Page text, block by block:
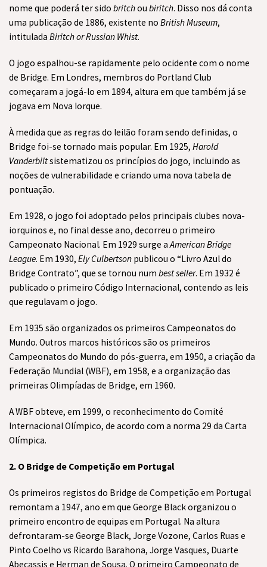
nome que poderá ter sido britchou biritch. Disso nos dá conta
uma publicação de 1886, existente no British Museum,
intitulada Biritch or Russian Whist.
O jogo espalhou-se rapidamente pelo ocidente com o nome
de Bridge. Em Londres, membros do Portland Club
começaram a jogá-lo em 1894, altura em que também já se
jogava em Nova Iorque.
À medida que as regras do leilão foram sendo definidas, o
Bridge foi-se tornado mais popular. Em 1925, Harold
Vanderbiltsistematizou os princípios do jogo, incluindo as
noções de vulnerabilidade e criando uma nova tabela de
pontuação.
Em 1928, o jogo foi adoptado pelos principais clubes nova-
iorquinos e, no final desse ano, decorreu o primeiro
Campeonato Nacional. Em 1929 surge aAmerican Bridge
League. Em 1930, Ely Culbertson publicou o “Livro Azul do
Bridge Contrato”, que se tornou num best seller. Em 1932 é
publicado o primeiro Código Internacional, contendo as leis
que regulavam o jogo.
Em 1935 são organizados os primeiros Campeonatos do
Mundo. Outros marcos históricos são os primeiros
Campeonatos do Mundo do pós-guerra, em 1950, a criação da
Federação Mundial (WBF), em 1958, e a organização das
primeiras Olimpíadas de Bridge, em 1960.
A WBF obteve, em 1999, o reconhecimento do Comité
Internacional Olímpico, de acordo com a norma 29 da Carta
Olímpica.
2. O Bridge de Competição em Portugal
Os primeiros registos do Bridge de Competição em Portugal
remontam a 1947, ano em que George Black organizou o
primeiro encontro de equipas em Portugal. Na altura
defrontaram-se George Black, Jorge Vozone, Carlos Ruas e
Pinto Coelho vs Ricardo Barahona, Jorge Vasques, Duarte
Abecassis e Herman de Sousa. O primeiro Campeonato de